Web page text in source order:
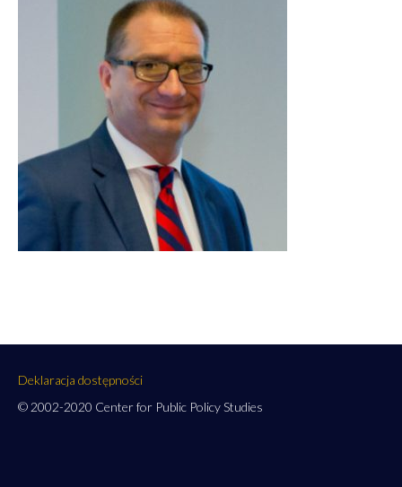
Deklaracja dostępności
© 2002-2020 Center for Public Policy Studies